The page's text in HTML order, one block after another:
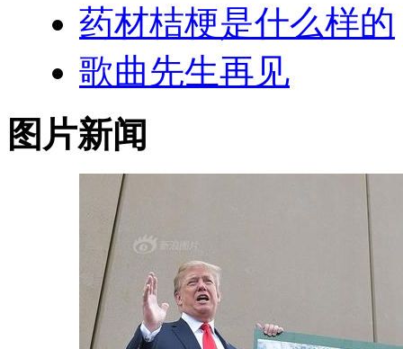
药材桔梗是什么样的
歌曲先生再见
图片新闻